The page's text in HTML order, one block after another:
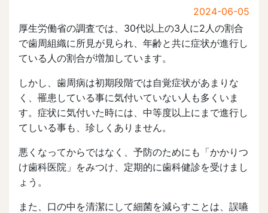
2024-06-05
厚生労働省の調査では、30代以上の3人に2人の割合
で歯周組織に所見が見られ、年齢と共に症状が進行し
ている人の割合が増加しています。
しかし、歯周病は初期段階では自覚症状があまりな
く、罹患している事に気付いていない人も多くいま
す。症状に気付いた時には、中等度以上にまで進行し
てしいる事も、珍しくありません。
悪くなってからではなく、予防のためにも「かかりつ
け歯科医院」をみつけ、定期的に歯科健診を受けまし
ょう。
また、口の中を清潔にして細菌を減らすことは、誤嚥